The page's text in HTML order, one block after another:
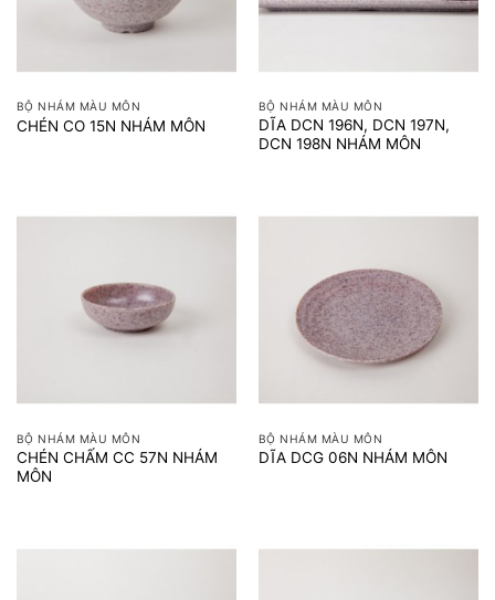
BỘ NHÁM MÀU MÔN
CHÉN CO 15N NHÁM MÔN
BỘ NHÁM MÀU MÔN
DĨA DCN 196N, DCN 197N,
DCN 198N NHÁM MÔN
BỘ NHÁM MÀU MÔN
CHÉN CHẤM CC 57N NHÁM
MÔN
BỘ NHÁM MÀU MÔN
DĨA DCG 06N NHÁM MÔN